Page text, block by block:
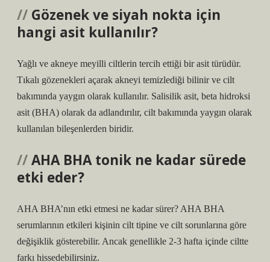
Gözenek ve siyah nokta için
hangi asit kullanılır?
Yağlı ve akneye meyilli ciltlerin tercih ettiği bir asit türüdür.
Tıkalı gözenekleri açarak akneyi temizlediği bilinir ve cilt
bakımında yaygın olarak kullanılır. Salisilik asit, beta hidroksi
asit (BHA) olarak da adlandırılır, cilt bakımında yaygın olarak
kullanılan bileşenlerden biridir.
AHA BHA tonik ne kadar sürede
etki eder?
AHA BHA’nın etki etmesi ne kadar sürer? AHA BHA
serumlarının etkileri kişinin cilt tipine ve cilt sorunlarına göre
değişiklik gösterebilir. Ancak genellikle 2-3 hafta içinde ciltte
farkı hissedebilirsiniz.